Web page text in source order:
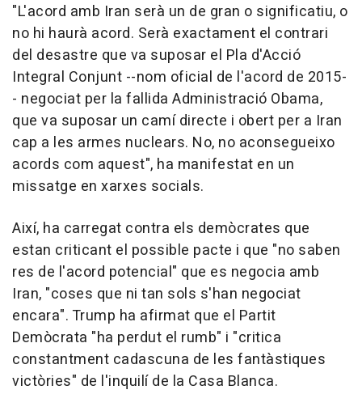
"L'acord amb Iran serà un de gran o significatiu, o
no hi haurà acord. Serà exactament el contrari
del desastre que va suposar el Pla d'Acció
Integral Conjunt --nom oficial de l'acord de 2015-
- negociat per la fallida Administració Obama,
que va suposar un camí directe i obert per a Iran
cap a les armes nuclears. No, no aconsegueixo
acords com aquest", ha manifestat en un
missatge en xarxes socials.
Així, ha carregat contra els demòcrates que
estan criticant el possible pacte i que "no saben
res de l'acord potencial" que es negocia amb
Iran, "coses que ni tan sols s'han negociat
encara". Trump ha afirmat que el Partit
Demòcrata "ha perdut el rumb" i "critica
constantment cadascuna de les fantàstiques
victòries" de l'inquilí de la Casa Blanca.